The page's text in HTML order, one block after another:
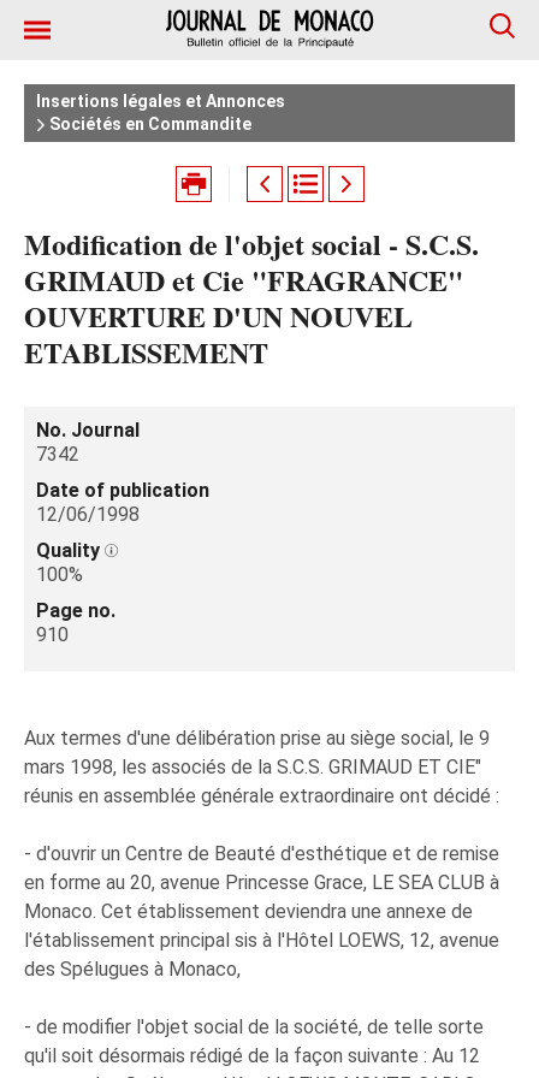
Insertions légales et Annonces
Sociétés en Commandite
Modification de l'objet social - S.C.S.
GRIMAUD et Cie "FRAGRANCE"
OUVERTURE D'UN NOUVEL
ETABLISSEMENT
No. Journal
7342
Date of publication
12/06/1998
Quality
100%
Page no.
910
Aux termes d'une délibération prise au siège social, le 9
mars 1998, les associés de la S.C.S. GRIMAUD ET CIE"
réunis en assemblée générale extraordinaire ont décidé :
- d'ouvrir un Centre de Beauté d'esthétique et de remise
en forme au 20, avenue Princesse Grace, LE SEA CLUB à
Monaco. Cet établissement deviendra une annexe de
l'établissement principal sis à l'Hôtel LOEWS, 12, avenue
des Spélugues à Monaco,
- de modifier l'objet social de la société, de telle sorte
qu'il soit désormais rédigé de la façon suivante : Au 12